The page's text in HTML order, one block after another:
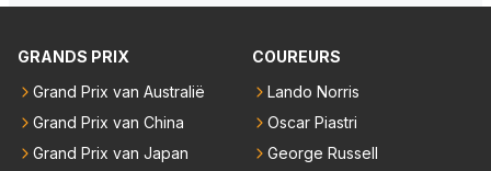
GRANDS PRIX
Grand Prix van Australië
Grand Prix van China
Grand Prix van Japan
COUREURS
Lando Norris
Oscar Piastri
George Russell